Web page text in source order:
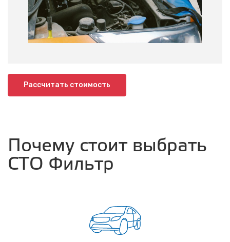
Рассчитать стоимость
Почему стоит выбрать
СТО Фильтр